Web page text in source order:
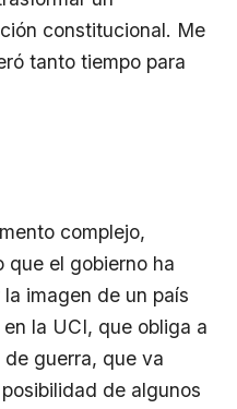
constitucional. Me
tanto tiempo para
complejo,
que el gobierno ha
imagen de un país
la UCI, que obliga a
guerra, que va
de algunos